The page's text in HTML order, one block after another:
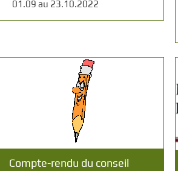
01.09 au 23.10.2022
Compte-rendu du conseil